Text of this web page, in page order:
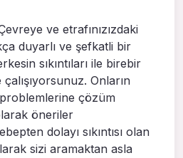
ve etrafınızızdaki
duyarlı ve şefkatli bir
sıkıntıları ile birebir
Onların
çözüm
öneriler
dolayı sıkıntısı olan
sizi aramaktan asla